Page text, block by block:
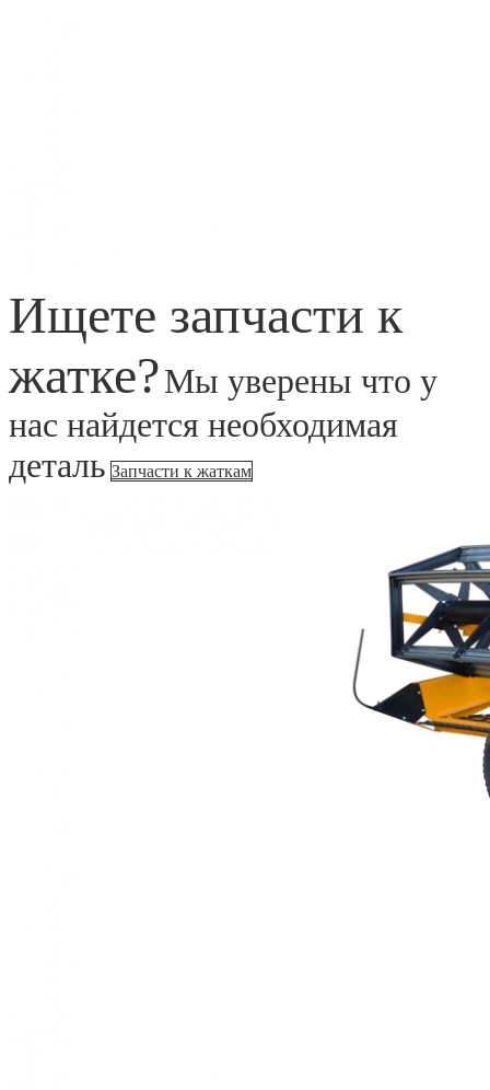
Ищете запчасти к
жатке?Мы уверены что у
нас найдется необходимая
деталь Запчасти к жаткам